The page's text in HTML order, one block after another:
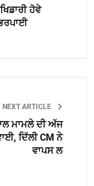
ਹੋਵੇ
NEXT ARTICLE
ਮਾਮਲੇ ਦੀ ਅੱਜ
ਦਿੱਲੀ CM ਨੇ
ਵਾਪਸ ਲ